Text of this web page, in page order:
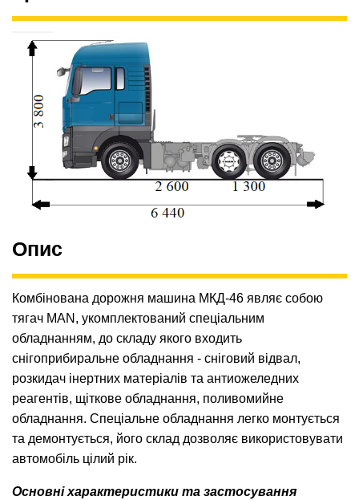
Опис
Комбінована дорожня машина МКД-46 являє собою
тягач MAN, укомплектований спеціальним
обладнанням, до складу якого входить
снігоприбиральне обладнання - сніговий відвал,
розкидач інертних матеріалів та антиожеледних
реагентів, щіткове обладнання, поливомийне
обладнання. Спеціальне обладнання легко монтується
та демонтується, його склад дозволяє використовувати
автомобіль цілий рік.
Основні характеристики та застосування